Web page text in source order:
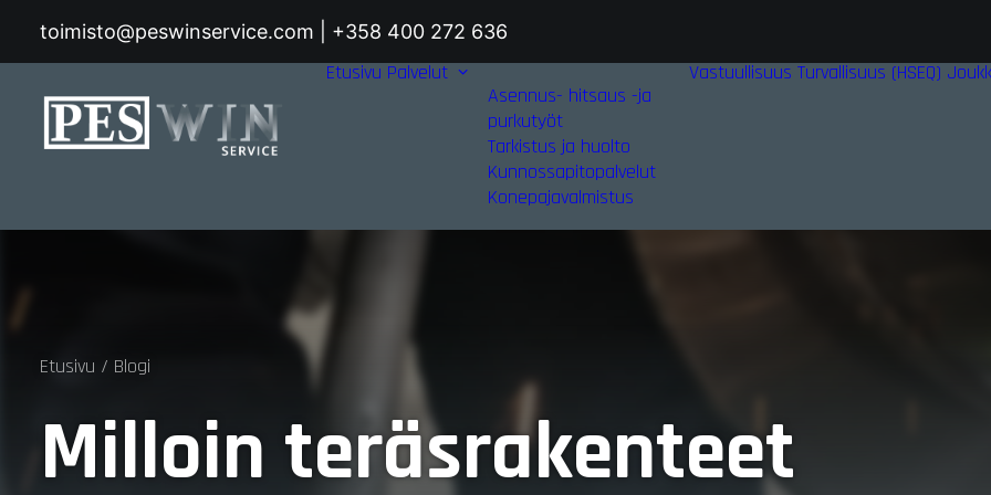
toimisto@peswinservice.com | +358 400 272 636
Etusivu Palvelut
Asennus- hitsaus -ja
purkutyöt
Tarkistus ja huolto
Kunnossapitopalvelut
Konepajavalmistus
Vastuullisuus Turvallisuus (HSEQ)
Etusivu Blogi
Milloin teräsrakenteet